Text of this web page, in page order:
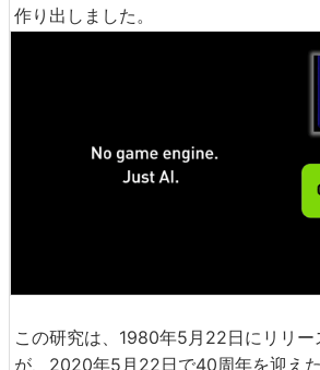
作り出しました。
この研究は、1980年5月22日にリリ
が、2020年5月22日で40周年を迎え